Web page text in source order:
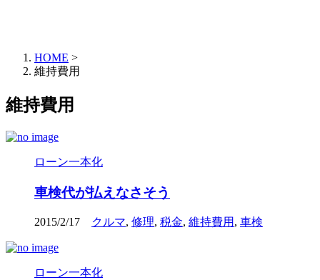
HOME >
維持費用
維持費用
ローン一本化
車検代が払えなさそう
2015/2/17 クルマ, 修理, 税金, 維持費用 , 車検
ローン一本化